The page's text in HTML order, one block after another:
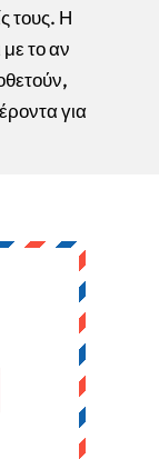
τους. Η
με το αν
για